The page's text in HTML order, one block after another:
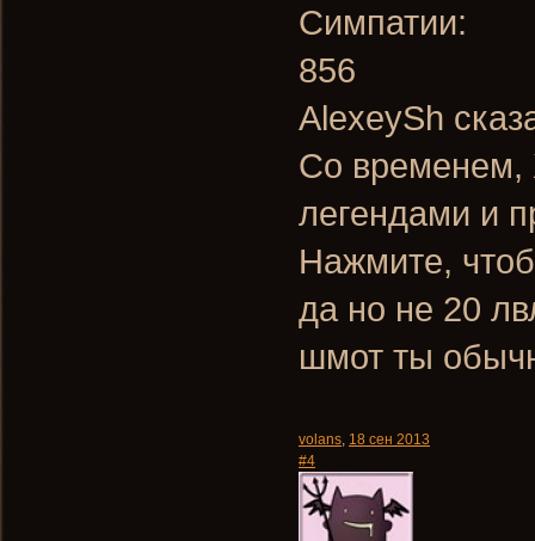
Симпатии:
856
AlexeySh
Со временем,
легендами и
Нажмите,
да но не 20
шмот ты
volans, 18 сен 2013
#4